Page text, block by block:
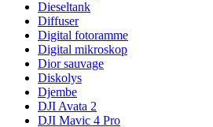
Dieseltank
Diffuser
Digital fotoramme
Digital mikroskop
Dior sauvage
Diskolys
Djembe
DJI Avata 2
DJI Mavic 4 Pro